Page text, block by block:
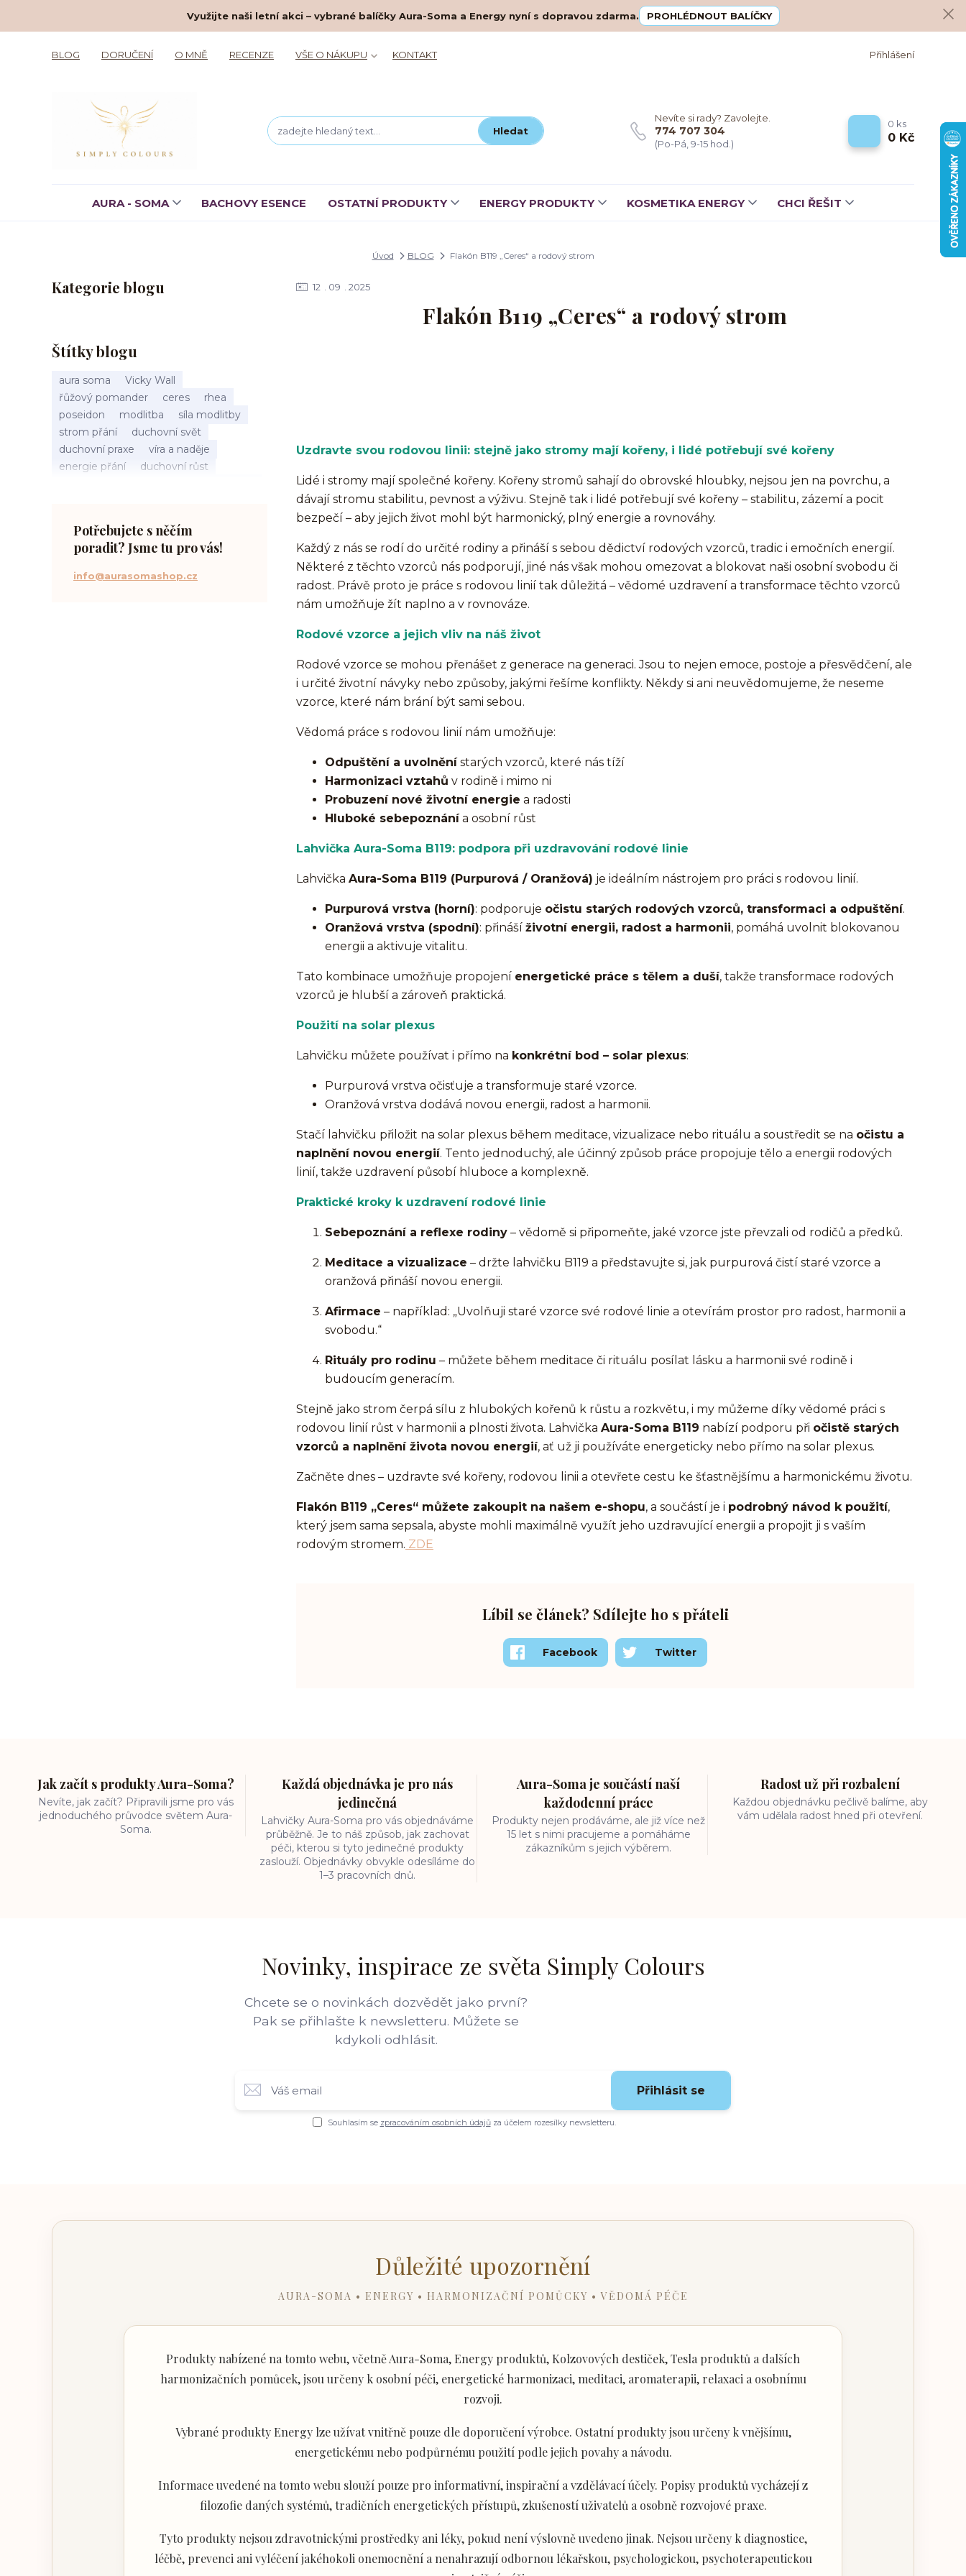
Využijte naši letní akci – vybrané balíčky Aura-Soma a Energy nyní s dopravou zdarma. PROHLÉDNOUT BALÍČKY
BLOG DORUČENÍ O MNĚ RECENZE VŠE O NÁKUPU KONTAKT Přihlášení
Hledat
Nevíte si rady? Zavolejte.
774 707 304
(Po-Pá, 9-15 hod.)
0 ks
0 Kč
AURA - SOMA BACHOVY ESENCE OSTATNÍ PRODUKTY ENERGY PRODUKTY KOSMETIKA ENERGY CHCI ŘEŠIT
Úvod BLOG Flakón B119 „Ceres“ a rodový strom
Kategorie blogu
Štítky blogu
aura soma
Vicky Wall
řůžový pomander
ceres
rhea
poseidon
modlitba
síla modlitby
strom přání
duchovní svět
duchovní praxe
víra a naděje
energie přání
duchovní růst
práce s energiemi
přání a manifestace
Potřebujete s něčím
poradit? Jsme tu pro vás!
info@aurasomashop.cz
12 09 2025
Flakón B119 „Ceres“ a rodový strom
Uzdravte svou rodovou linii: stejně jako stromy mají kořeny, i lidé potřebují své kořeny
Lidé i stromy mají společné kořeny. Kořeny stromů sahají do obrovské hloubky, nejsou jen na povrchu, a
dávají stromu stabilitu, pevnost a výživu. Stejně tak i lidé potřebují své kořeny – stabilitu, zázemí a pocit
bezpečí – aby jejich život mohl být harmonický, plný energie a rovnováhy.
Každý z nás se rodí do určité rodiny a přináší s sebou dědictví rodových vzorců, tradic i emočních energií.
Některé z těchto vzorců nás podporují, jiné nás však mohou omezovat a blokovat naši osobní svobodu či
radost. Právě proto je práce s rodovou linií tak důležitá – vědomé uzdravení a transformace těchto vzorců
nám umožňuje žít naplno a v rovnováze.
Rodové vzorce a jejich vliv na náš život
Rodové vzorce se mohou přenášet z generace na generaci. Jsou to nejen emoce, postoje a přesvědčení, ale
i určité životní návyky nebo způsoby, jakými řešíme konflikty. Někdy si ani neuvědomujeme, že neseme
vzorce, které nám brání být sami sebou.
Vědomá práce s rodovou linií nám umožňuje:
Odpuštění a uvolněnístarých vzorců, které nás tíží
Harmonizaci vztahů v rodině i mimo ni
Probuzení nové životní energie a radosti
Hluboké sebepoznánía osobní růst
Lahvička Aura-Soma B119: podpora při uzdravování rodové linie
Lahvička Aura-Soma B119 (Purpurová / Oranžová) je ideálním nástrojem pro práci s rodovou linií.
Purpurová vrstva (horní): podporuje očistu starých rodových vzorců, transformaci a odpuštění.
Oranžová vrstva (spodní): přináší životní energii, radost a harmonii, pomáhá uvolnit blokovanou
energii a aktivuje vitalitu.
Tato kombinace umožňuje propojení energetické práce s tělem a duší, takže transformace rodových
vzorců je hlubší a zároveň praktická.
Použití na solar plexus
Lahvičku můžete používat i přímo na konkrétní bod – solar plexus:
Purpurová vrstva očisťuje a transformuje staré vzorce.
Oranžová vrstva dodává novou energii, radost a harmonii.
Stačí lahvičku přiložit na solar plexus během meditace, vizualizace nebo rituálu a soustředit se na očistu a
naplnění novou energií. Tento jednoduchý, ale účinný způsob práce propojuje tělo a energii rodových
linií, takže uzdravení působí hluboce a komplexně.
Praktické kroky k uzdravení rodové linie
Sebepoznání a reflexe rodiny – vědomě si připomeňte, jaké vzorce jste převzali od rodičů a předků.
Meditace a vizualizace – držte lahvičku B119 a představujte si, jak purpurová čistí staré vzorce a
oranžová přináší novou energii.
Afirmace – například: „Uvolňuji staré vzorce své rodové linie a otevírám prostor pro radost, harmonii a
svobodu.“
Rituály pro rodinu – můžete během meditace či rituálu posílat lásku a harmonii své rodině i
budoucím generacím.
Stejně jako strom čerpá sílu z hlubokých kořenů k růstu a rozkvětu, i my můžeme díky vědomé práci s
rodovou linií růst v harmonii a plnosti života. Lahvička Aura-Soma B119 nabízí podporu při očistě starých
vzorců a naplnění života novou energií, ať už ji používáte energeticky nebo přímo na solar plexus.
Začněte dnes – uzdravte své kořeny, rodovou linii a otevřete cestu ke šťastnějšímu a harmonickému životu.
Flakón B119 „Ceres“ můžete zakoupit na našem e-shopu, a součástí je i podrobný návod k použití,
který jsem sama sepsala, abyste mohli maximálně využít jeho uzdravující energii a propojit ji s vaším
rodovým stromem. ZDE
Líbil se článek? Sdílejte ho s přáteli
Facebook Twitter
Jak začít s produkty Aura-Soma?
Nevíte, jak začít? Připravili jsme pro vás
jednoduchého průvodce světem Aura-
Soma.
Každá objednávka je pro nás
jedinečná
Lahvičky Aura-Soma pro vás objednáváme
průběžně. Je to náš způsob, jak zachovat
péči, kterou si tyto jedinečné produkty
zaslouží. Objednávky obvykle odesíláme do
1–3 pracovních dnů.
Aura-Soma je součástí naší
každodenní práce
Produkty nejen prodáváme, ale již více než
15 let s nimi pracujeme a pomáháme
zákazníkům s jejich výběrem.
Radost už při rozbalení
Každou objednávku pečlivě balíme, aby
vám udělala radost hned při otevření.
Novinky, inspirace ze světa Simply Colours
Chcete se o novinkách dozvědět jako první?
Pak se přihlašte k newsletteru. Můžete se
kdykoli odhlásit.
Přihlásit se
Souhlasím se zpracováním osobních údajůza účelem rozesílky newsletteru.
Důležité upozornění
AURA-SOMA • ENERGY • HARMONIZAČNÍ POMŮCKY • VĚDOMÁ PÉČE
Produkty nabízené na tomto webu, včetně Aura-Soma, Energy produktů, Kolzovových destiček, Tesla produktů a dalších
harmonizačních pomůcek, jsou určeny k osobní péči, energetické harmonizaci, meditaci, aromaterapii, relaxaci a osobnímu
rozvoji.
Vybrané produkty Energy lze užívat vnitřně pouze dle doporučení výrobce. Ostatní produkty jsou určeny k vnějšímu,
energetickému nebo podpůrnému použití podle jejich povahy a návodu.
Informace uvedené na tomto webu slouží pouze pro informativní, inspirační a vzdělávací účely. Popisy produktů vycházejí z
filozofie daných systémů, tradičních energetických přístupů, zkušeností uživatelů a osobně rozvojové praxe.
Tyto produkty nejsou zdravotnickými prostředky ani léky, pokud není výslovně uvedeno jinak. Nejsou určeny k diagnostice,
léčbě, prevenci ani vyléčení jakéhokoli onemocnění a nenahrazují odbornou lékařskou, psychologickou, psychoterapeutickou